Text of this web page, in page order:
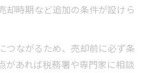
却時期など追加の条件が設けら
つながるため、売却前に必ず条
があれば税務署や専門家に相談